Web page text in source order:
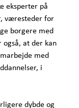
eksperter på
væresteder for
borgere med
også, at der kan
med
i
dybde og